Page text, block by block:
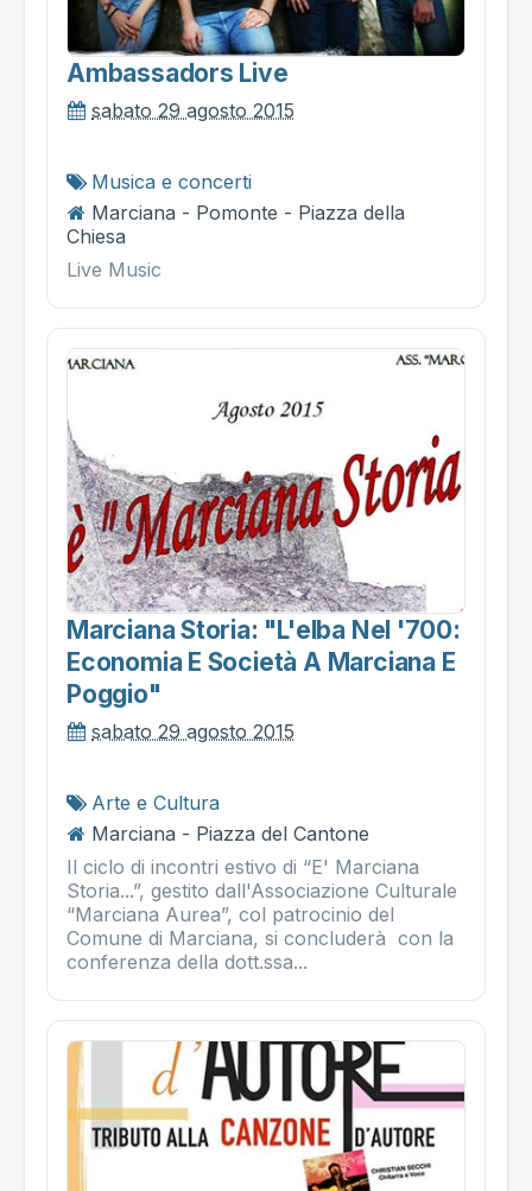
Ambassadors Live
sabato 29 agosto 2015
Musica e concerti
Marciana - Pomonte - Piazza della
Chiesa
Live Music
Marciana Storia: "l'elba Nel '700:
Economia E Società A Marciana E
Poggio"
sabato 29 agosto 2015
Arte e Cultura
Marciana - Piazza del Cantone
Il ciclo di incontri estivo di “E' Marciana
Storia...”, gestito dall'Associazione Culturale
“Marciana Aurea”, col patrocinio del
Comune di Marciana, si concluderà con la
conferenza della dott.ssa...